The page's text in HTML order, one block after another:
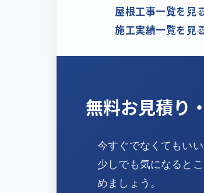
屋根工事一覧を見
施工実績一覧を見
無料お見積り
今すぐでなくてもい
少しでも気になると
めましょう。